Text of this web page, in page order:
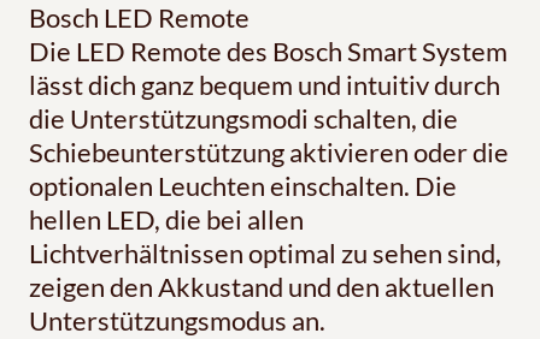
Bosch LED Remote
Die LED Remote des Bosch Smart System
lässt dich ganz bequem und intuitiv durch
die Unterstützungsmodi schalten, die
Schiebeunterstützung aktivieren oder die
optionalen Leuchten einschalten. Die
hellen LED, die bei allen
Lichtverhältnissen optimal zu sehen sind,
zeigen den Akkustand und den aktuellen
Unterstützungsmodus an.